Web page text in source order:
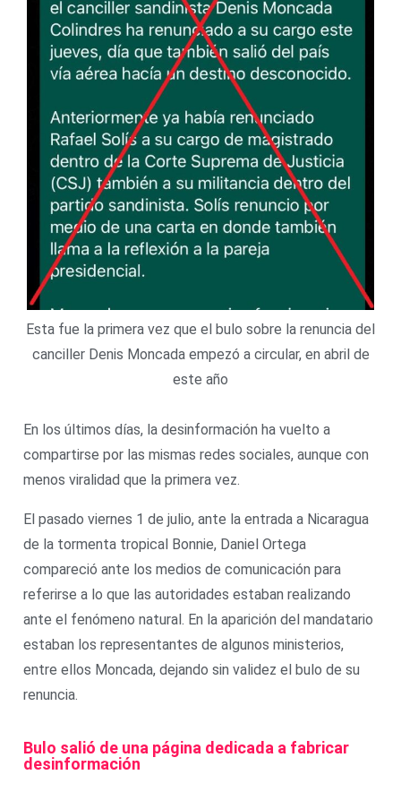
Esta fue la primera vez que el bulo sobre la renuncia del
canciller Denis Moncada empezó a circular, en abril de
este año
En los últimos días, la desinformación ha vuelto a
compartirse por las mismas redes sociales, aunque con
menos viralidad que la primera vez.
El pasado viernes 1 de julio, ante la entrada a Nicaragua
de la tormenta tropical Bonnie, Daniel Ortega
compareció ante los medios de comunicación para
referirse a lo que las autoridades estaban realizando
ante el fenómeno natural. En la aparición del mandatario
estaban los representantes de algunos ministerios,
entre ellos Moncada, dejando sin validez el bulo de su
renuncia.
Bulo salió de una página dedicada a fabricar
desinformación